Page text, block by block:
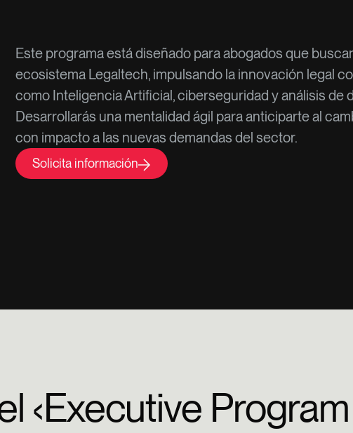
Este programa está diseñado para abogados que
ecosistema Legaltech, impulsando la innovación legal
como Inteligencia Artificial, ciberseguridad y análisis de
Desarrollarás una mentalidad ágil para anticiparte al
con impacto a las nuevas demandas del sector.
Solicita información
‹Executive